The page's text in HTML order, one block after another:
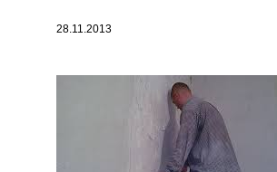
28.11.2013